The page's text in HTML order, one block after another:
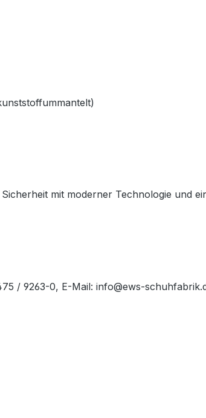
mit moderner Technologie und
/ 9263-0, E-Mail: info@ews-